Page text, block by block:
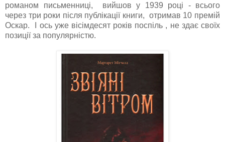
романом письменниці, вийшов у 1939 році - всього
через три роки після публікації книги, отримав 10 премій
Оскар. І ось уже вісімдесят років поспіль , не здає своїх
позиції за популярністю.